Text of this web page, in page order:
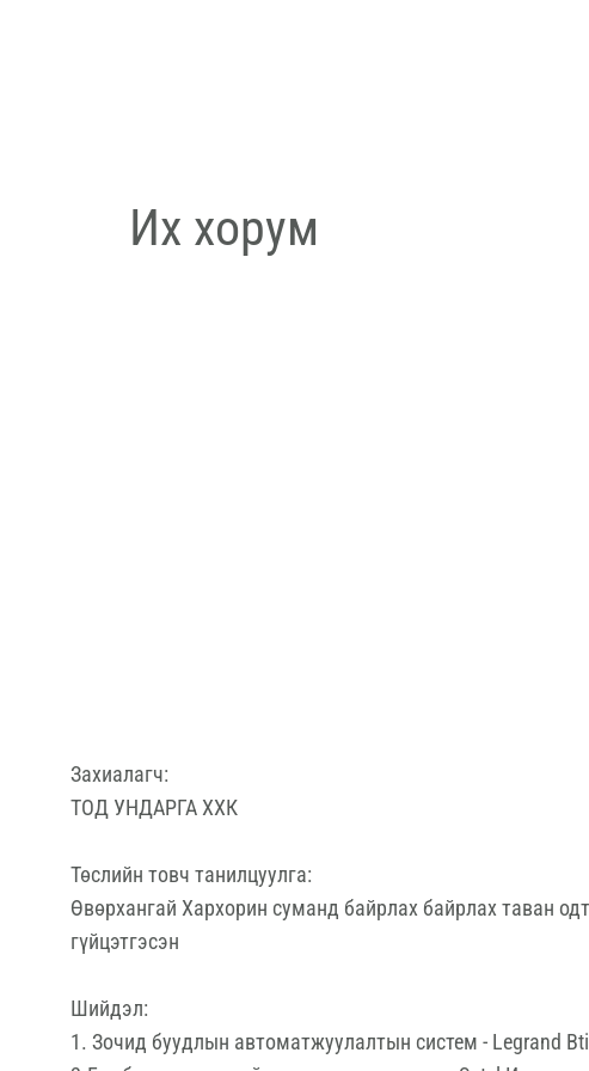
Их хорум
Захиалагч:
ТОД УНДАРГА ХХК
Төслийн товч танилцуулга:
Өвөрхангай Хархорин суманд байрлах байрлах таван
гүйцэтгэсэн
Шийдэл:
1. Зочид буудлын автоматжуулалтын систем - Legrand